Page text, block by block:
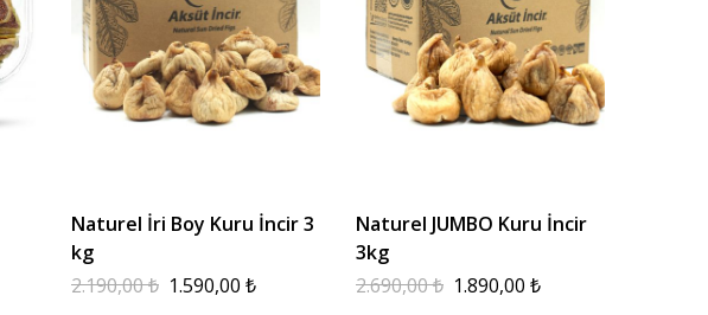
Naturel İri Boy Kuru İncir 3
kg
2.190,00₺ 1.590,00 ₺
Naturel JUMBO Kuru İncir
3kg
2.690,00₺ 1.890,00 ₺